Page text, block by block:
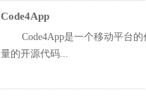
Code4App
Code4App是一个移动平台
量的开源代码...